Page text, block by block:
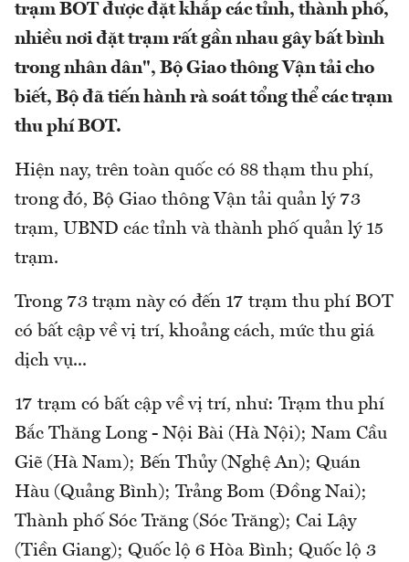
trạm BOT được đặt khắp các tỉnh, thành phố,
nhiều nơi đặt trạm rất gần nhau gây bất bình
trong nhân dân", Bộ Giao thông Vận tải cho
biết, Bộ đã tiến hành rà soát tổng thể các trạm
thu phí BOT.
Hiện nay, trên toàn quốc có 88 thạm thu phí,
trong đó, Bộ Giao thông Vận tải quản lý 73
trạm, UBND các tỉnh và thành phố quản lý 15
trạm.
Trong 73 trạm này có đến 17 trạm thu phí BOT
có bất cập về vị trí, khoảng cách, mức thu giá
dịch vụ...
17 trạm có bất cập về vị trí, như: Trạm thu phí
Bắc Thăng Long - Nội Bài (Hà Nội); Nam Cầu
Giẽ (Hà Nam); Bến Thủy (Nghệ An); Quán
Hàu (Quảng Bình); Trảng Bom (Đồng Nai);
Thành phố Sóc Trăng (Sóc Trăng); Cai Lậy
(Tiền Giang); Quốc lộ 6 Hòa Bình; Quốc lộ 3